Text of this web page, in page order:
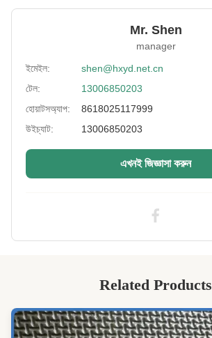
Bust(Cm): ৭৬-১৫২
Height(Cm): 150-205
Color: নীল লাল
High Light:
উচ্চ ভাস্বরতা লাইফ জ্যাকেট
Mr. Shen
manager
ইমেইল:
shen@hxyd.net.cn
টেল:
13006850203
হোয়াটসঅ্যাপ:
8618025117999
উইচ্যাট:
13006850203
এখনই জিজ্ঞাসা করুন
Related Products